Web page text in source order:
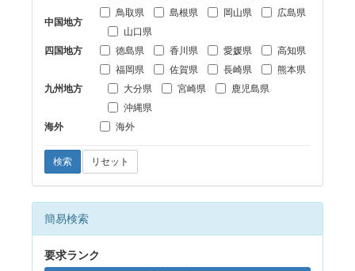
中国地方
鳥取県 島根県 岡山県
広島県
山口県
四国地方
徳島県 香川県 愛媛県 高知県
九州地方
福岡県 佐賀県 長崎県
熊本県
大分県
宮崎県
鹿児島県
沖縄県
海外
海外
検索 リセット
簡易検索
要求ランク